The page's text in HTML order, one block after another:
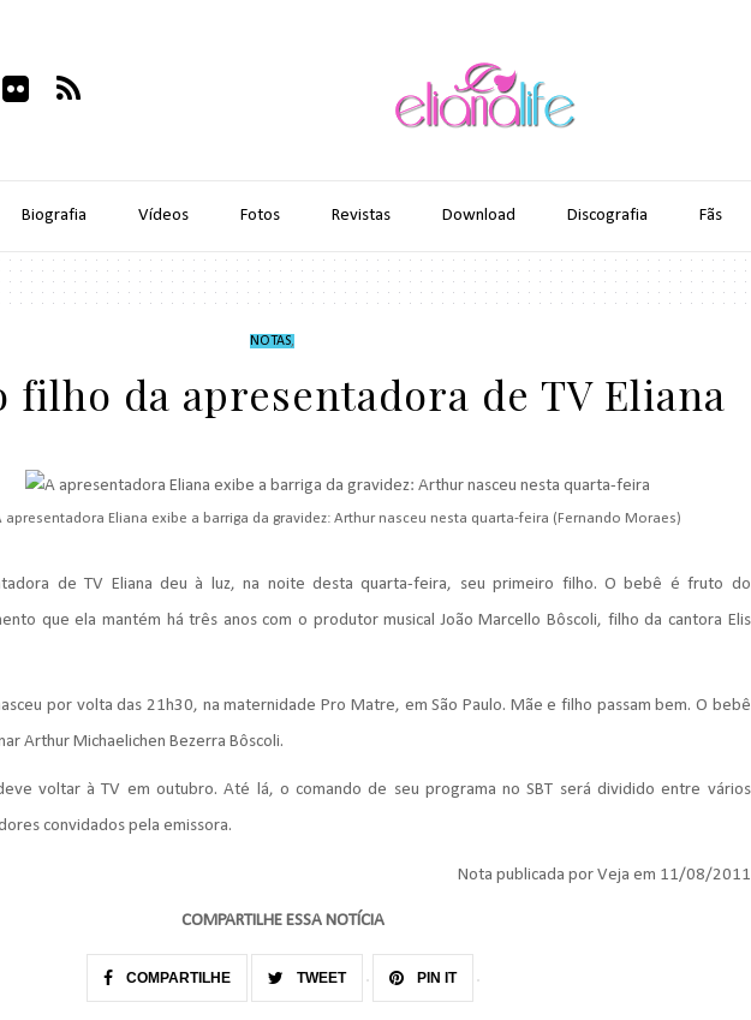
Biografia Vídeos Fotos Revistas Download Discografia Fãs
NOTAS,
filho da apresentadora de TV Eliana
apresentadora Eliana exibe a barriga da gravidez: Arthur nasceu nesta quarta-feira (Fernando Moraes)
de TV Eliana deu à luz, na noite desta quarta-feira, seu primeiro filho. O bebê é fruto do
que ela mantém há três anos com o produtor musical João Marcello Bôscoli, filho da cantora Elis
por volta das 21h30, na maternidade Pro Matre, em São Paulo. Mãe e filho passam bem. O bebê
Arthur Michaelichen Bezerra Bôscoli.
voltar à TV em outubro. Até lá, o comando de seu programa no SBT será dividido entre vários
convidados pela emissora.
Nota publicada por Veja em 11/08/2011
COMPARTILHE ESSA NOTÍCIA
COMPARTILHE TWEET PIN IT